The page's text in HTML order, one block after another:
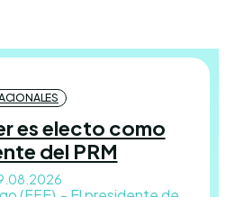
es electo como
del PRM